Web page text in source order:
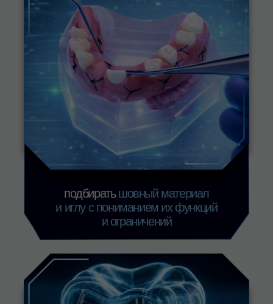
Запишитесь на курс
«Наложение швов
в стоматологической
хирургии»